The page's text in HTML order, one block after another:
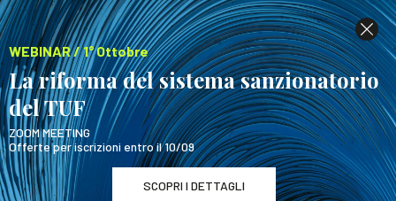
WEBINAR / 1° Ottobre
La riforma del sistema sanzionatorio
del TUF
ZOOM MEETING
Offerte per iscrizioni entro il 10/09
SCOPRI I DETTAGLI